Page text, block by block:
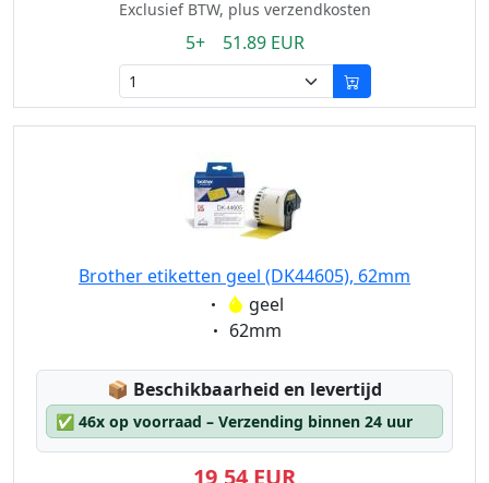
Exclusief BTW, plus verzendkosten
5+ 51.89 EUR
Brother etiketten geel (DK44605), 62mm
Eigenschaft:
geel
Eigenschaft:
62mm
📦 Lagerstatus:
Beschikbaarheid en levertijd
✅ 46x op voorraad – Verzending binnen 24 uur
19,54 EUR